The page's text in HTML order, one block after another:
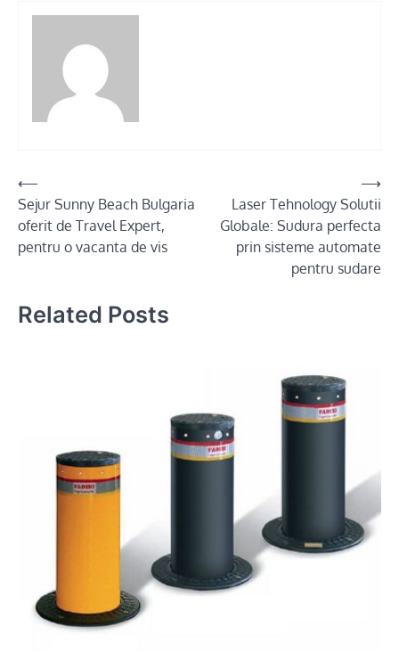
Post
navigation
⟵
Sejur Sunny Beach Bulgaria
oferit de Travel Expert,
pentru o vacanta de vis
Laser Tehnology Solutii
Globale: Sudura perfecta
prin sisteme automate
pentru sudare
⟶
Related Posts